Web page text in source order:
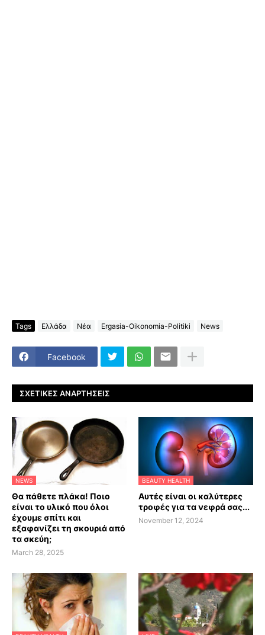
Tags Ελλάδα Νέα Ergasia-Oikonomia-Politiki News
Facebook
ΣΧΕΤΙΚΈΣ ΑΝΑΡΤΉΣΕΙΣ
NEWS
Θα πάθετε πλάκα! Ποιο
είναι το υλικό που όλοι
έχουμε σπίτι και
εξαφανίζει τη σκουριά από
τα σκεύη;
March 28, 2025
BEAUTY HEALTH
Αυτές είναι οι καλύτερες
τροφές για τα νεφρά σας...
November 12, 2024